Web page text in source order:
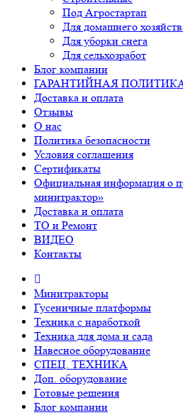
Под Агростартап
Для домашнего
Для уборки снега
Для сельхозработ
Блог компании
ГАРАНТИЙНАЯ
Доставка и оплата
Отзывы
О нас
Политика безопасности
Условия соглашения
Сертификаты
Официальная информация о
минитрактор»
Доставка и оплата
ТО и Ремонт
ВИДЕО
Контакты
Минитракторы
Гусеничные платформы
Техника с наработкой
Техника для дома и сада
Навесное оборудование
СПЕЦ. ТЕХНИКА
Доп. оборудование
Готовые решения
Блог компании